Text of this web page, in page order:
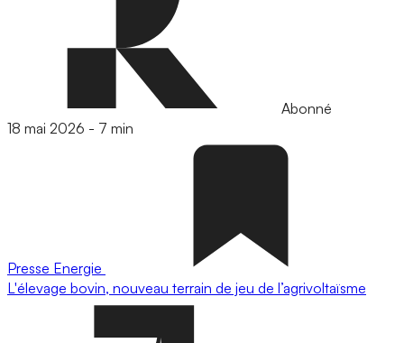
Abonné
18 mai 2026 - 7 min
Presse Energie
L'élevage bovin, nouveau terrain de jeu de l’agrivoltaïsme